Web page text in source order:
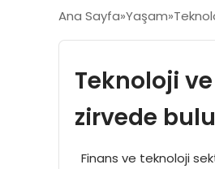
Ana Sayfa Yaşam
Teknoloji
zirvede
Finans ve teknoloji